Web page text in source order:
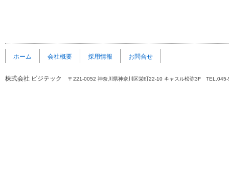
ホーム 会社概要 採用情報 お問合せ
株式会社 ビジテック 〒221-0052 神奈川県神奈川区栄町22-10 キャスル松弥3F